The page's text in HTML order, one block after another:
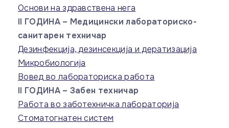
Основи на здравствена нега
II ГОДИНА – Медицински лабораториско-
санитарен техничар
Дезинфекција, дезинсекција и дератизација
Микробиологија
Вовед во лабораториска работа
II ГОДИНА – Забен техничар
Работа во заботехничка лабораторија
Стоматогнатен систем